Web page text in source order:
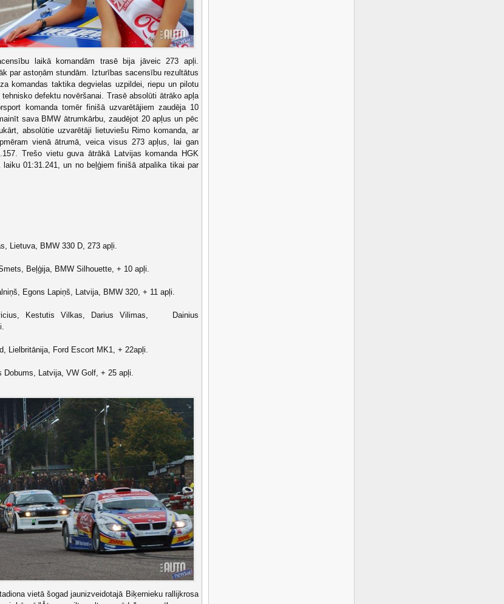
laikā komandām trasē bija jāveic 273 apļi.
par astoņām stundām. Izturības sacensību rezultātus
komandas taktika degvielas uzpildei, riepu un pilotu
defektu novēršanai. Trasē absolūti ātrāko apļa
komanda tomēr finišā uzvarētājiem zaudēja 10
sava BMW ātrumkārbu, zaudējot 20 apļus un pēc
absolūtie uzvarētāji lietuviešu Rimo komanda, ar
vienā ātrumā, veica visus 273 apļus, lai gan
Trešo vietu guva ātrākā Latvijas komanda HGK
01:31.241, un no beļģiem finišā atpalika tikai par
Lietuva, BMW 330 D, 273 apļi.
Beļģija, BMW Silhouette, + 10 apļi.
Egons Lapiņš, Latvija, BMW 320, + 11 apļi.
Kestutis Vilkas, Darius Vilimas, Dainius
Lielbritānija, Ford Escort MK1, + 22apļi.
Latvija, VW Golf, + 25 apļi.
vietā šogad jaunizveidotajā Biķernieku rallijkrosa